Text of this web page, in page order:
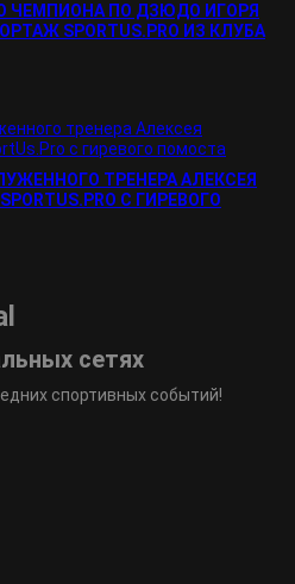
ЧЕМПИОНА ПО ДЗЮДО ИГОРЯ
SPORTUS.PRO ИЗ КЛУБА
ТРЕНЕРА АЛЕКСЕЯ
С ГИРЕВОГО
сетях
спортивных событий!